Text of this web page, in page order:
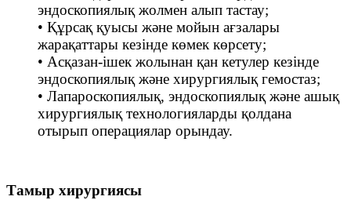
эндоскопиялық жолмен алып тастау;
• Құрсақ қуысы және мойын ағзалары
жарақаттары кезінде көмек көрсету;
• Асқазан-ішек жолынан қан кетулер кезінде
эндоскопиялық және хирургиялық гемостаз;
• Лапароскопиялық, эндоскопиялық және ашық
хирургиялық технологияларды қолдана
отырып операциялар орындау.
Тамыр хирургиясы